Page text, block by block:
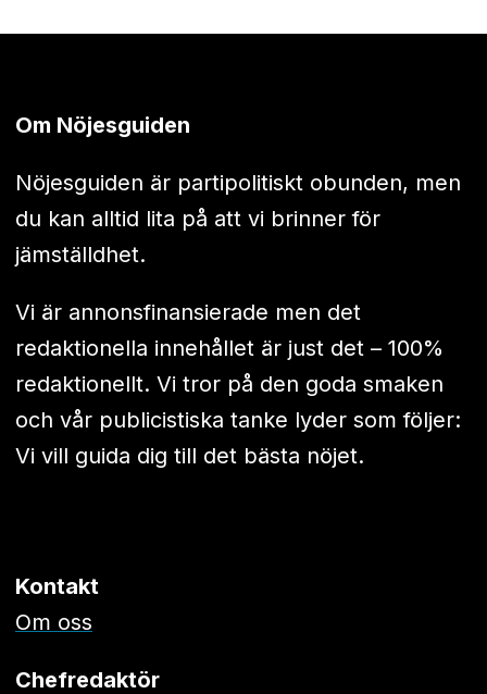
Om Nöjesguiden
Nöjesguiden är partipolitiskt obunden, men
du kan alltid lita på att vi brinner för
jämställdhet.
Vi är annonsfinansierade men det
redaktionella innehållet är just det – 100%
redaktionellt. Vi tror på den goda smaken
och vår publicistiska tanke lyder som följer:
Vi vill guida dig till det bästa nöjet.
Kontakt
Om oss
Chefredaktör